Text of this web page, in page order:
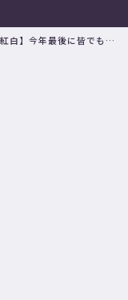
紅白】今年最後に皆でもり
！！